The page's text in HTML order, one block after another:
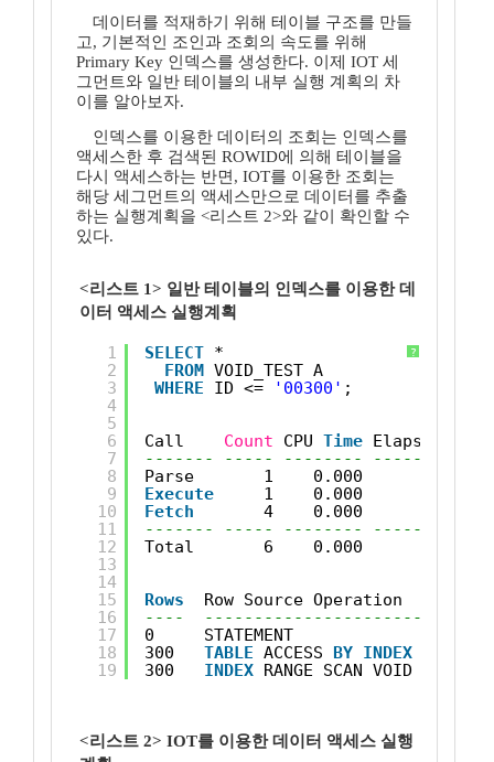
데이터를 적재하기 위해 테이블 구조를 만들
고, 기본적인 조인과 조회의 속도를 위해
Primary Key 인덱스를 생성한다. 이제 IOT 세
그먼트와 일반 테이블의 내부 실행 계획의 차
이를 알아보자.
인덱스를 이용한 데이터의 조회는 인덱스를
액세스한 후 검색된 ROWID에 의해 테이블을
다시 액세스하는 반면, IOT를 이용한 조회는
해당 세그먼트의 액세스만으로 데이터를 추출
하는 실행계획을 <리스트 2>와 같이 확인할 수
있다.
<리스트 1> 일반 테이블의 인덱스를 이용한 데
이터 액세스 실행계획
?
1
2
3
4
5
6
7
8
9
10
11
12
13
14
15
16
17
18
19
SELECT *
FROM VOID_TEST A
WHERE
ID <= '00300' ;
Call Count CPU Time Elapsed
------- ----- --------
Parse       1    0.000
Execute
1    0.000
Fetch
4    0.000
------- ----- --------
Total       6    0.000
Rows
Row Source Operation
----
0     STATEMENT
300 TABLE ACCESS BY INDEX
300 INDEX RANGE SCAN
<리스트 2> IOT를 이용한 데이터 액세스 실행